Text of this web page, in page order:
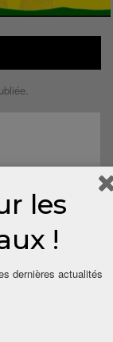
les
!
dernières actualités